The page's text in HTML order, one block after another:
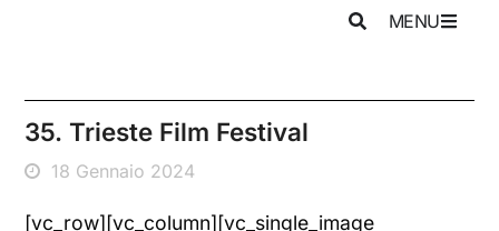
MENU
35. Trieste Film Festival
18 Gennaio 2024
[vc_row][vc_column][vc_single_image